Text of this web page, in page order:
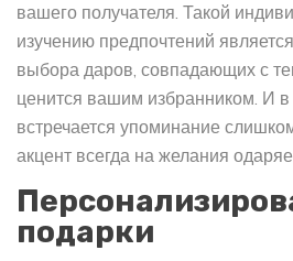
вашего получателя. Такой
изучению предпочтений
выбора даров, совпадающих с
ценится вашим избранником. И в
встречается упоминание
акцент всегда на желания
подарки